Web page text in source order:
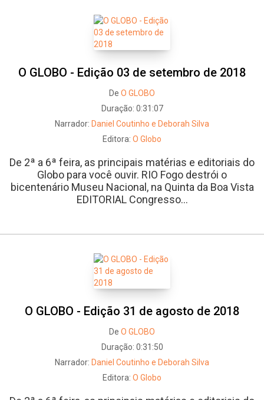
O GLOBO - Edição 03 de setembro de 2018
De O GLOBO
Duração: 0:31:07
Narrador: Daniel Coutinho e Deborah Silva
Editora: O Globo
De 2ª a 6ª feira, as principais matérias e editoriais do
Globo para você ouvir. RIO Fogo destrói o
bicentenário Museu Nacional, na Quinta da Boa Vista
EDITORIAL Congresso...
O GLOBO - Edição 31 de agosto de 2018
De O GLOBO
Duração: 0:31:50
Narrador: Daniel Coutinho e Deborah Silva
Editora: O Globo